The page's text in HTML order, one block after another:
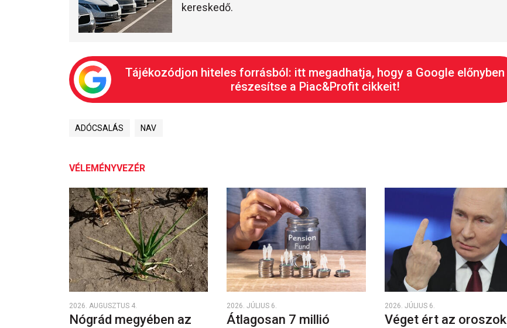
kereskedő.
Tájékozódjon hiteles forrásból: itt megadhatja, hogy a Google előnyben
részesítse a Piac&Profit cikkeit!
ADÓCSALÁS NAV
VÉLEMÉNYVEZÉR
2026. AUGUSZTUS 4.
Nógrád megyében az
2026. JÚLIUS 6.
Átlagosan 7 millió
2026. JÚLIUS 6.
Véget ért az oroszok